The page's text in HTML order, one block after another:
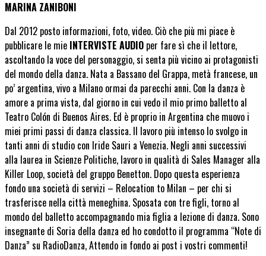
MARINA ZANIBONI
Dal 2012 posto informazioni, foto, video. Ciò che più mi piace è
pubblicare le mie INTERVISTE AUDIO per fare sì che il lettore,
ascoltando la voce del personaggio, si senta più vicino ai protagonisti
del mondo della danza. Nata a Bassano del Grappa, metà francese, un
po’ argentina, vivo a Milano ormai da parecchi anni. Con la danza è
amore a prima vista, dal giorno in cui vedo il mio primo balletto al
Teatro Colón di Buenos Aires. Ed è proprio in Argentina che muovo i
miei primi passi di danza classica. Il lavoro più intenso lo svolgo in
tanti anni di studio con Iride Sauri a Venezia. Negli anni successivi
alla laurea in Scienze Politiche, lavoro in qualità di Sales Manager alla
Killer Loop, società del gruppo Benetton. Dopo questa esperienza
fondo una società di servizi – Relocation to Milan – per chi si
trasferisce nella città meneghina. Sposata con tre figli, torno al
mondo del balletto accompagnando mia figlia a lezione di danza. Sono
insegnante di Soria della danza ed ho condotto il programma “Note di
Danza” su RadioDanza, Attendo in fondo ai post i vostri commenti!